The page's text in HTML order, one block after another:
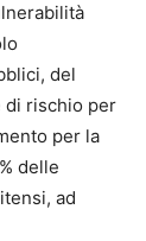
del
di rischio per
per la
delle
ad